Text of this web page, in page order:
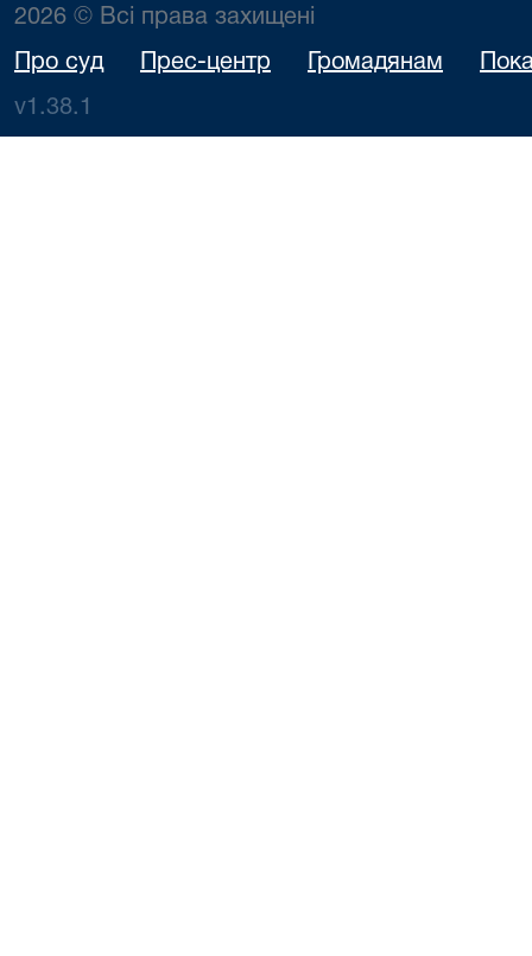
2026 © Всі права захищені
Про суд Прес-центр Громадянам
v1.38.1